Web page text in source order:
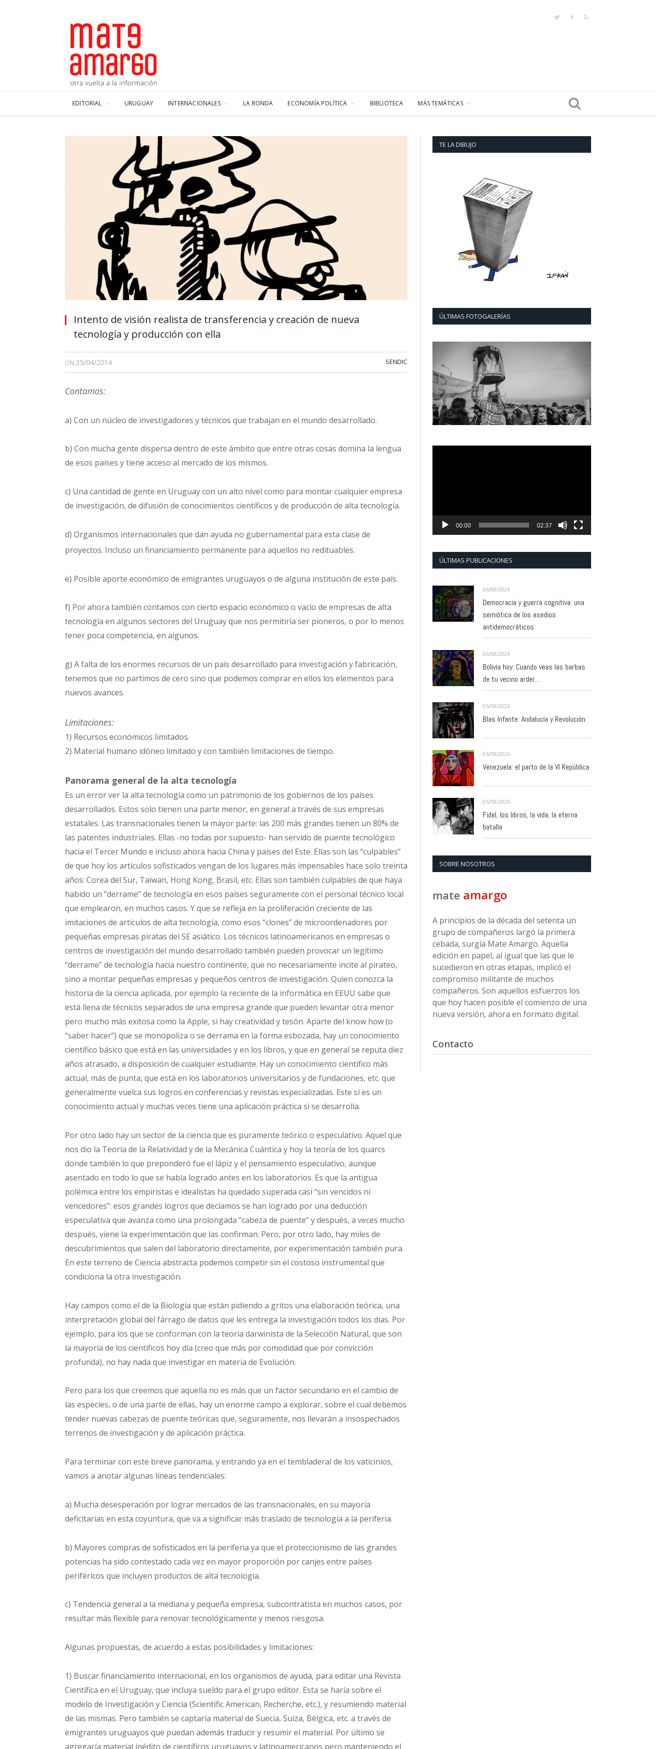
TwitterFacebook
RSS
EDITORIAL URUGUAY INTERNACIONALES LA RONDA ECONOMÍA POLÍTICA BIBLIOTECA MÁS TEMÁTICAS
Intento de visión realista de transferencia y creación de nueva
tecnología y producción con ella
ON 25/04/2014 SENDIC
Contamos:
a) Con un núcleo de investigadores y técnicos que trabajan en el mundo desarrollado.
b) Con mucha gente dispersa dentro de este ámbito que entre otras cosas domina la lengua
de esos países y tiene acceso al mercado de los mismos.
c) Una cantidad de gente en Uruguay con un alto nivel como para montar cualquier empresa
de investigación, de difusión de conocimientos científicos y de producción de alta tecnología.
d) Organismos internacionales que dan ayuda no gubernamental para esta clase de
proyectos. Incluso un financiamiento permanente para aquellos no redituables.
e) Posible aporte económico de emigrantes uruguayos o de alguna institución de este país.
f) Por ahora también contamos con cierto espacio económico o vacío de empresas de alta
tecnología en algunos sectores del Uruguay que nos permitiría ser pioneros, o por lo menos
tener poca competencia, en algunos.
g) A falta de los enormes recursos de un país desarrollado para investigación y fabricación,
tenemos que no partimos de cero sino que podemos comprar en ellos los elementos para
nuevos avances.
Limitaciones:
1) Recursos económicos limitados.
2) Material humano idóneo limitado y con también limitaciones de tiempo.
Panorama general de la alta tecnología
Es un error ver la alta tecnología como un patrimonio de los gobiernos de los países
desarrollados. Estos solo tienen una parte menor, en general a través de sus empresas
estatales. Las transnacionales tienen la mayor parte: las 200 más grandes tienen un 80% de
las patentes industriales. Ellas -no todas por supuesto- han servido de puente tecnológico
hacia el Tercer Mundo e incluso ahora hacia China y países del Este. Ellas son las “culpables”
de que hoy los artículos sofisticados vengan de los lugares más impensables hace solo treinta
años: Corea del Sur, Taiwan, Hong Kong, Brasil, etc. Ellas son también culpables de que haya
habido un “derrame” de tecnología en esos países seguramente con el personal técnico local
que emplearon, en muchos casos. Y que se refleja en la proliferación creciente de las
imitaciones de artículos de alta tecnología, como esos “clones” de microordenadores por
pequeñas empresas piratas del SE asiático. Los técnicos latinoamericanos en empresas o
centros de investigación del mundo desarrollado también pueden provocar un legítimo
“derrame” de tecnología hacia nuestro continente, que no necesariamente incite al pirateo,
sino a montar pequeñas empresas y pequeños centros de investigación. Quien conozca la
historia de la ciencia aplicada, por ejemplo la reciente de la informática en EEUU sabe que
está llena de técnicos separados de una empresa grande que pueden levantar otra menor
pero mucho más exitosa como la Apple, si hay creatividad y tesón. Aparte del know how (o
“saber hacer”) que se monopoliza o se derrama en la forma esbozada, hay un conocimiento
científico básico que está en las universidades y en los libros, y que en general se reputa diez
años atrasado, a disposición de cualquier estudiante. Hay un conocimiento científico más
actual, más de punta, que está en los laboratorios universitarios y de fundaciones, etc. que
generalmente vuelca sus logros en conferencias y revistas especializadas. Este sí es un
conocimiento actual y muchas veces tiene una aplicación práctica si se desarrolla.
Por otro lado hay un sector de la ciencia que es puramente teórico o especulativo. Aquel que
nos dio la Teoría de la Relatividad y de la Mecánica Cuántica y hoy la teoría de los quarcs
donde también lo que preponderó fue el lápiz y el pensamiento especulativo, aunque
asentado en todo lo que se había logrado antes en los laboratorios. Es que la antigua
polémica entre los empiristas e idealistas ha quedado superada casi “sin vencidos ni
vencedores”: esos grandes logros que decíamos se han logrado por una deducción
especulativa que avanza como una prolongada “cabeza de puente” y después, a veces mucho
después, viene la experimentación que las confirman. Pero, por otro lado, hay miles de
descubrimientos que salen del laboratorio directamente, por experimentación también pura.
En este terreno de Ciencia abstracta podemos competir sin el costoso instrumental que
condiciona la otra investigación.
Hay campos como el de la Biología que están pidiendo a gritos una elaboración teórica, una
interpretación global del fárrago de datos que les entrega la investigación todos los días. Por
ejemplo, para los que se conforman con la teoría darwinista de la Selección Natural, que son
la mayoría de los científicos hoy día (creo que más por comodidad que por convicción
profunda), no hay nada que investigar en materia de Evolución.
Pero para los que creemos que aquella no es más que un factor secundario en el cambio de
las especies, o de una parte de ellas, hay un enorme campo a explorar, sobre el cual debemos
tender nuevas cabezas de puente teóricas que, seguramente, nos llevarán a insospechados
terrenos de investigación y de aplicación práctica.
Para terminar con este breve panorama, y entrando ya en el tembladeral de los vaticinios,
vamos a anotar algunas líneas tendenciales:
a) Mucha desesperación por lograr mercados de las transnacionales, en su mayoría
deficitarias en esta coyuntura, que va a significar más traslado de tecnología a la periferia.
b) Mayores compras de sofisticados en la periferia ya que el proteccionismo de las grandes
potencias ha sido contestado cada vez en mayor proporción por canjes entre países
periféricos que incluyen productos de alta tecnología.
c) Tendencia general a la mediana y pequeña empresa, subcontratista en muchos casos, por
resultar más flexible para renovar tecnológicamente y menos riesgosa.
Algunas propuestas, de acuerdo a estas posibilidades y limitaciones:
1) Buscar financiamiento internacional, en los organismos de ayuda, para editar una Revista
Científica en el Uruguay, que incluya sueldo para el grupo editor. Esta se haría sobre el
modelo de Investigación y Ciencia (Scientific American, Recherche, etc.), y resumiendo material
de las mismas. Pero también se captaría material de Suecia, Suiza, Bélgica, etc. a través de
emigrantes uruguayos que puedan además traducir y resumir el material. Por último se
agregaría material inédito de científicos uruguayos y latinoamericanos pero manteniendo el
TE LA DIBUJO
ÚLTIMAS FOTOGALERÍAS
00:00 02:37
ÚLTIMAS PUBLICACIONES
06/08/2026
Democracia y guerra cognitiva: una
semiótica de los asedios
antidemocráticos
06/08/2026
Bolivia hoy: Cuando veas las barbas
de tu vecino arder…
05/08/2026
Blas Infante: Andalucía y Revolución.
05/08/2026
Venezuela: el parto de la VI República
05/08/2026
Fidel, los libros, la vida, la eterna
batalla
SOBRE NOSOTROS
mate amargo
A principios de la década del setenta un
grupo de compañeros largó la primera
cebada, surgía Mate Amargo. Aquella
edición en papel, al igual que las que le
sucedieron en otras etapas, implicó el
compromiso militante de muchos
compañeros. Son aquellos esfuerzos los
que hoy hacen posible el comienzo de una
nueva versión, ahora en formato digital.
Contacto